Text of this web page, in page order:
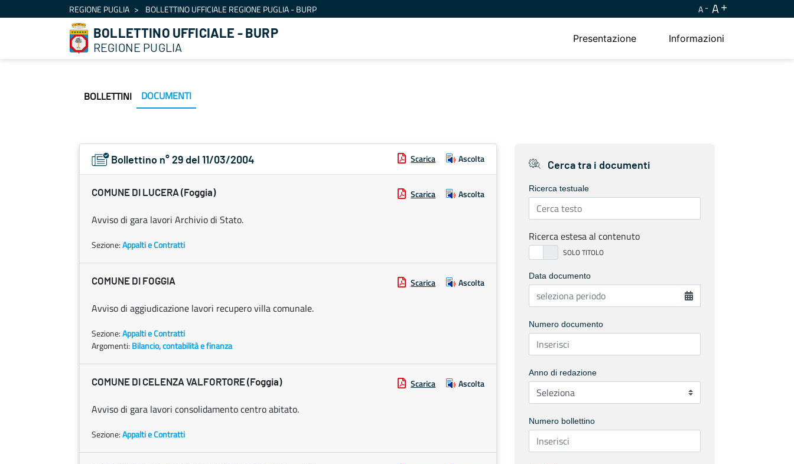
Skip to ContentREGIONE PUGLIA BOLLETTINO UFFICIALE REGIONE PUGLIA - BURP A A
BOLLETTINO UFFICIALE - BURP
REGIONE PUGLIA
Presentazione Informazioni
BOLLETTINI DOCUMENTI
Bollettino n° 29 del 11/03/2004 Scarica Ascolta
COMUNE DI LUCERA (Foggia) Scarica Ascolta
Avviso di gara lavori Archivio di Stato.
Sezione:Appalti e Contratti
COMUNE DI FOGGIA Scarica Ascolta
Avviso di aggiudicazione lavori recupero villa comunale.
Sezione:Appalti e Contratti
Argomenti: Bilancio, contabilità e finanza
COMUNE DI CELENZA VALFORTORE (Foggia) Scarica Ascolta
Avviso di gara lavori consolidamento centro abitato.
Sezione:Appalti e Contratti
Cerca tra i documenti
Ricerca testuale
Ricerca estesa al contenuto
Data documento
Numero documento
Anno di redazione
Numero bollettino